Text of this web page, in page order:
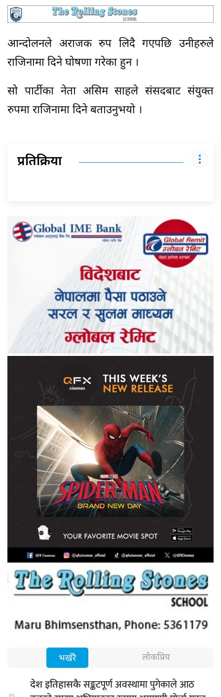
आन्दोलनले अराजक रुप लिदै गएपछि उनीहरुले
राजिनामा दिने घोषणा गरेका हुन ।
सो पार्टीका नेता असिम साहले संसदबाट संयुक्त
रुपमा राजिनामा दिने बताउनुभयो ।
प्रतिक्रिया
भर्खरै लोकप्रिय
देश इतिहासकैसङ्कटपूर्ण अवस्थामा पुगेकाले आठ